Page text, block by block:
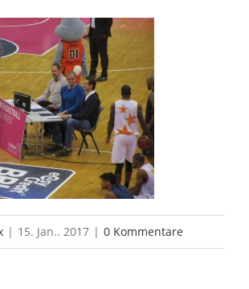
| 15. Jan.. 2017 | 0 Kommentare